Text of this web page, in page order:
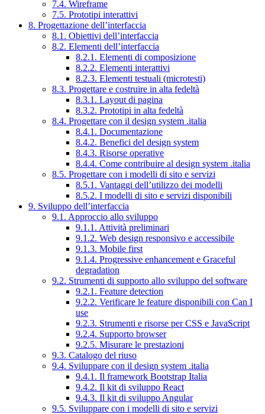
7.4. Wireframe
7.5. Prototipi interattivi
8. Progettazione dell’interfaccia
8.1. Obiettivi dell’interfaccia
8.2. Elementi dell’interfaccia
8.2.1. Elementi di composizione
8.2.2. Elementi interattivi
8.2.3. Elementi testuali (microtesti)
8.3. Progettare e costruire in alta fedeltà
8.3.1. Layout di pagina
8.3.2. Prototipi in alta fedeltà
8.4. Progettare con il design system .italia
8.4.1. Documentazione
8.4.2. Benefici del design system
8.4.3. Risorse operative
8.4.4. Come contribuire al design system .italia
8.5. Progettare con i modelli di sito e servizi
8.5.1. Vantaggi dell’utilizzo dei modelli
8.5.2. I modelli di sito e servizi disponibili
9. Sviluppo dell’interfaccia
9.1. Approccio allo sviluppo
9.1.1. Attività preliminari
9.1.2. Web design responsivo e accessibile
9.1.3. Mobile first
9.1.4. Progressive enhancement e Graceful
degradation
9.2. Strumenti di supporto allo sviluppo del software
9.2.1. Feature detection
9.2.2. Verificare le feature disponibili con Can I
use
9.2.3. Strumenti e risorse per CSS e JavaScript
9.2.4. Supporto browser
9.2.5. Misurare le prestazioni
9.3. Catalogo del riuso
9.4. Sviluppare con il design system .italia
9.4.1. Il framework Bootstrap Italia
9.4.2. Il kit di sviluppo React
9.4.3. Il kit di sviluppo Angular
9.5. Sviluppare con i modelli di sito e servizi